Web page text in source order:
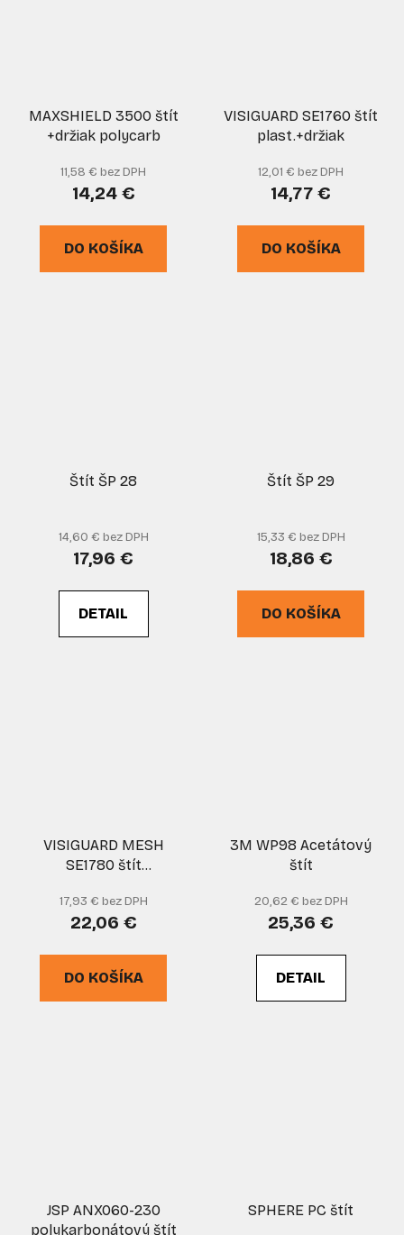
MAXSHIELD 3500 štít
+držiak polycarb
11,58 € bez DPH
14,24 €
DO KOŠÍKA
VISIGUARD SE1760 štít
plast.+držiak
12,01 € bez DPH
14,77 €
DO KOŠÍKA
Štít ŠP 28
14,60 € bez DPH
17,96 €
DETAIL
Štít ŠP 29
15,33 € bez DPH
18,86 €
DO KOŠÍKA
VISIGUARD MESH
SE1780 štít
17,93 € bez DPH
22,06 €
DO KOŠÍKA
3M WP98 Acetátový
štít
20,62 € bez DPH
25,36 €
DETAIL
JSP ANX060-230
polykarbonátový štít
SPHERE PC štít